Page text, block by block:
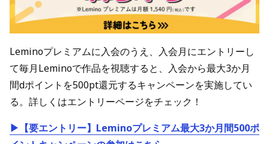
Leminoプレミアムに入会のうえ、入会月にエントリーし
て毎月Leminoで作品を視聴すると、入会から最大3か月
間dポイントを500pt還元するキャンペーンを実施してい
る。詳しくはエントリーページをチェック！
▶【要エントリー】Leminoプレミアム最大3か月間500ポ